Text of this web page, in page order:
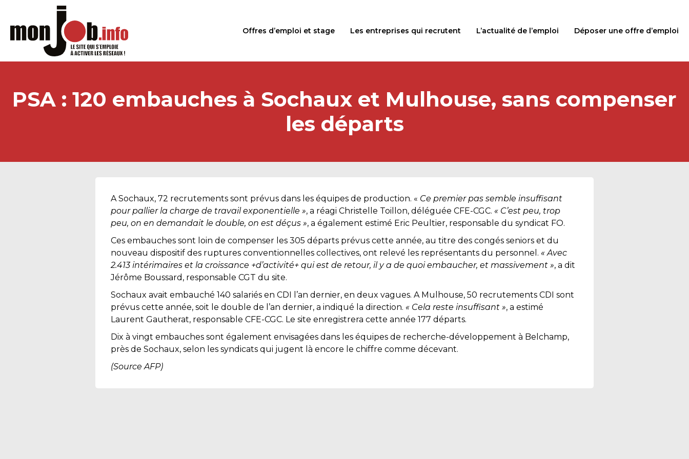
Offres d’emploi et stage Les entreprises qui recrutent L’actualité de l’emploi Déposer une offre d’emploi
PSA : 120 embauches à Sochaux et Mulhouse, sans compenser
les départs
A Sochaux, 72 recrutements sont prévus dans les équipes de production. « Ce premier pas semble insuffisant
pour pallier la charge de travail exponentielle », a réagi Christelle Toillon, déléguée CFE-CGC. « C’est peu, trop
peu, on en demandait le double, on est déçus », a également estimé Eric Peultier, responsable du syndicat FO.
Ces embauches sont loin de compenser les 305 départs prévus cette année, au titre des congés seniors et du
nouveau dispositif des ruptures conventionnelles collectives, ont relevé les représentants du personnel. « Avec
2.413 intérimaires et la croissance +d’activité+ qui est de retour, il y a de quoi embaucher, et massivement », a dit
Jérôme Boussard, responsable CGT du site.
Sochaux avait embauché 140 salariés en CDI l’an dernier, en deux vagues. A Mulhouse, 50 recrutements CDI sont
prévus cette année, soit le double de l’an dernier, a indiqué la direction. « Cela reste insuffisant », a estimé
Laurent Gautherat, responsable CFE-CGC. Le site enregistrera cette année 177 départs.
Dix à vingt embauches sont également envisagées dans les équipes de recherche-développement à Belchamp,
près de Sochaux, selon les syndicats qui jugent là encore le chiffre comme décevant.
(Source AFP)